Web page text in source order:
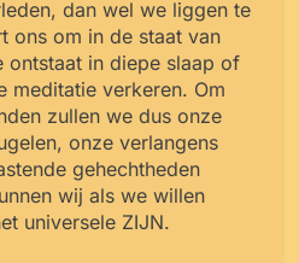
dan wel we liggen te
ons om in de staat van
ontstaat in diepe slaap of
meditatie verkeren. Om
zullen we dus onze
onze verlangens
gehechtheden
wij als we willen
universele ZIJN.